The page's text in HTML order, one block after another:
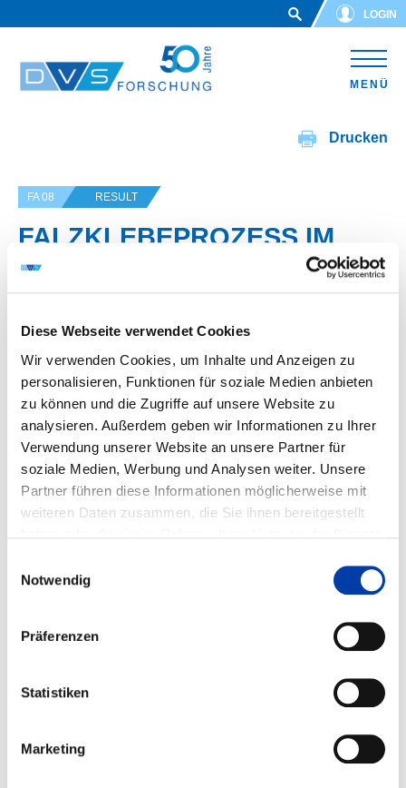
Diese Webseite verwendet Cookies
Wir verwenden Cookies, um Inhalte und Anzeigen zu
personalisieren, Funktionen für soziale Medien anbieten
zu können und die Zugriffe auf unsere Website zu
analysieren. Außerdem geben wir Informationen zu Ihrer
Verwendung unserer Website an unsere Partner für
soziale Medien, Werbung und Analysen weiter. Unsere
Partner führen diese Informationen möglicherweise mit
weiteren Daten zusammen, die Sie ihnen bereitgestellt
Notwendig
Präferenzen
Statistiken
Marketing
LOGIN
MENÜ
Drucken
FA 08 RESULT
FALZKLEBEPROZESS IM
AUTOMOBILEN ROHBAU
IGF-Vorhaben-Nr.: 00.294 Z
Laufzeit: 01.06.2008 - 30.11.2010
FORSCHUNGSEINRICHTUNGEN:
Fraunhofer-Institut für Werkzeug- maschinen und
Umformtechnik IWU
FACHGEBIETE:
WIRTSCHAFTSZWEIGE: